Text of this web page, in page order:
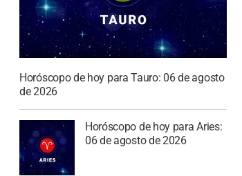
Horóscopo de hoy para Tauro: 06 de agosto
de 2026
Horóscopo de hoy para Aries:
06 de agosto de 2026